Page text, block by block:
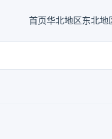
首页华北地区东北地